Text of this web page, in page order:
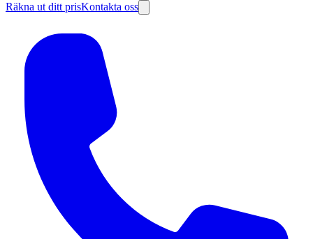
Räkna ut ditt prisKontakta oss